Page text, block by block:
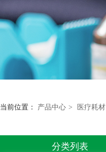
当前位置： 产品中心 > 医疗耗材
分类列表